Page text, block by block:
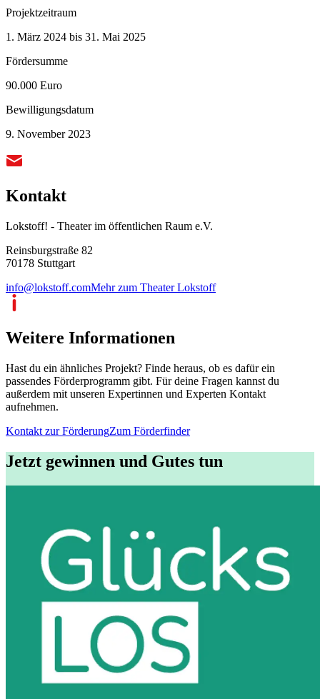
Projektzeitraum
1. März 2024 bis 31. Mai 2025
Fördersumme
90.000 Euro
Bewilligungsdatum
9. November 2023
Kontakt
Lokstoff! - Theater im öffentlichen Raum e.V.
Reinsburgstraße 82
70178 Stuttgart
info@lokstoff.comMehr zum Theater Lokstoff
Weitere Informationen
Hast du ein ähnliches Projekt? Finde heraus, ob es dafür ein
passendes Förderprogramm gibt. Für deine Fragen kannst du
außerdem mit unseren Expertinnen und Experten Kontakt
aufnehmen.
Kontakt zur FörderungZum Förderfinder
Jetzt gewinnen und Gutes tun